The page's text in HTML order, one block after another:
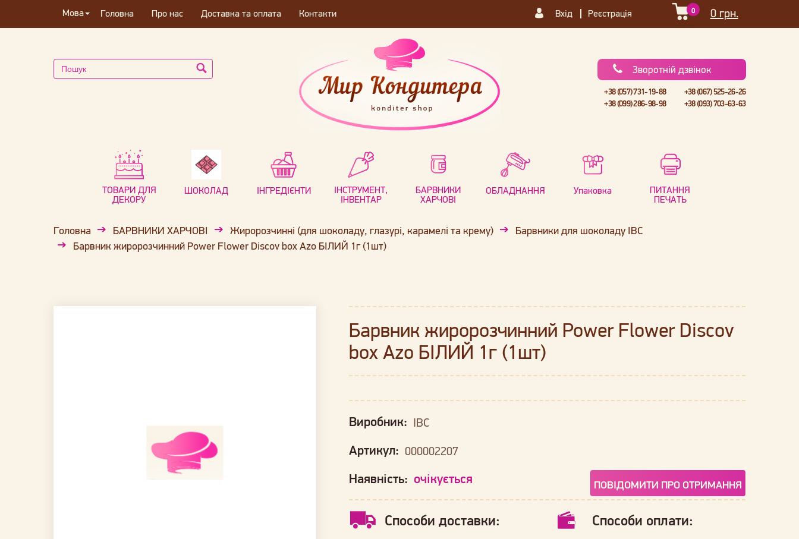
Мова Головна Про нас Доставка та оплата Контакти Вхід Реєстрація 0 грн.
0
Зворотній дзвінок
+38 (057) 731-19-88
+38 (067) 525-26-26
+38 (099) 286-98-98
+38 (093) 703-63-63
ТОВАРИ ДЛЯ
ДЕКОРУ
ШОКОЛАД ІНГРЕДІЄНТИ
ІНСТРУМЕНТ,
ІНВЕНТАР
БАРВНИКИ
ХАРЧОВІ
ОБЛАДНАННЯ Упаковка
ПИТАННЯ
ПЕЧАТЬ
Головна БАРВНИКИ ХАРЧОВІ Жиророзчинні (для шоколаду, глазурі, карамелі та крему)
Барвники для шоколаду IBC
Барвник жиророзчинний Power Flower Discov box Azo БІЛИЙ 1г (1шт)
Барвник жиророзчинний Power Flower Discov
box Azo БІЛИЙ 1г (1шт)
Виробник: IBC
Артикул: 000002207
Наявність: очікується ПОВІДОМИТИ ПРО ОТРИМАННЯ
Способи доставки: Способи оплати: